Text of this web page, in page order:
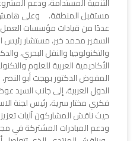
مستقبل المنطقة. وعلى هامش
عددًا من قيادات مؤسسات العمل
السفير محمد خير، مستشار رئيس
والتكنولوجيا والنقل البحري،
الأكاديمية العربية للعلوم
المفوض الدكتور بهجت أبو النصر،
الدول العربية، إلى جانب
فكري مختار سرية، رئيس لجنة
حيث ناقش المشاركون آليات تعزيز
ودعم المبادرات المشتركة في